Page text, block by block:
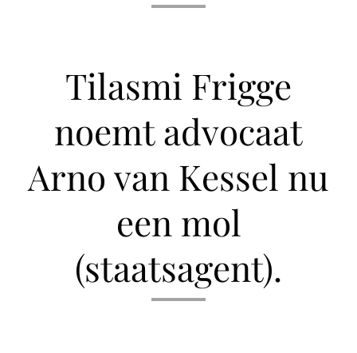
Tilasmi Frigge
noemt advocaat
Arno van Kessel nu
een mol
(staatsagent).